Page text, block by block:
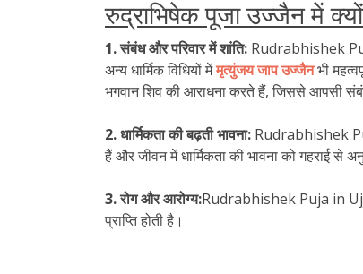
रुद्राभिषेक पूजा उज्जैन में
1. संबंध और परिवार में शांति: Rudrabhishek
अन्य धार्मिक विधियों मेंमृत्युंजय जाप उज्जैनभी
भगवान शिव की आराधना करते हैं, जिससे आपसी
2. धार्मिकता की बढ़ती भावना: Rudrabhishek
हैं और जीवन में धार्मिकता की भावना को गहराई से
3. रोग और आरोग्य:Rudrabhishek Puja in
प्राप्ति होती है।